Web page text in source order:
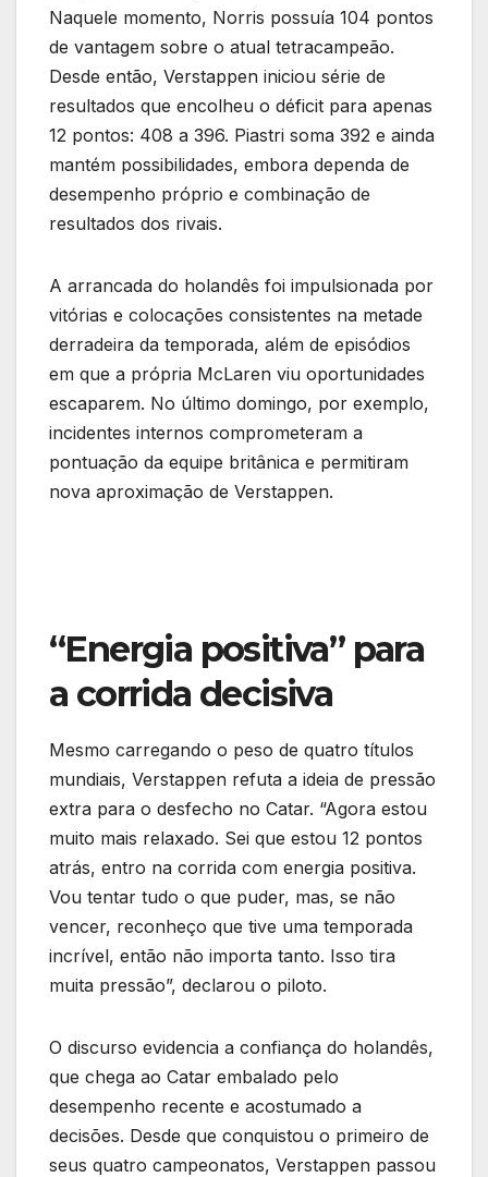
Naquele momento, Norris possuía 104 pontos
de vantagem sobre o atual tetracampeão.
Desde então, Verstappen iniciou série de
resultados que encolheu o déficit para apenas
12 pontos: 408 a 396. Piastri soma 392 e ainda
mantém possibilidades, embora dependa de
desempenho próprio e combinação de
resultados dos rivais.
A arrancada do holandês foi impulsionada por
vitórias e colocações consistentes na metade
derradeira da temporada, além de episódios
em que a própria McLaren viu oportunidades
escaparem. No último domingo, por exemplo,
incidentes internos comprometeram a
pontuação da equipe britânica e permitiram
nova aproximação de Verstappen.
“Energia positiva” para
a corrida decisiva
Mesmo carregando o peso de quatro títulos
mundiais, Verstappen refuta a ideia de pressão
extra para o desfecho no Catar. “Agora estou
muito mais relaxado. Sei que estou 12 pontos
atrás, entro na corrida com energia positiva.
Vou tentar tudo o que puder, mas, se não
vencer, reconheço que tive uma temporada
incrível, então não importa tanto. Isso tira
muita pressão”, declarou o piloto.
O discurso evidencia a confiança do holandês,
que chega ao Catar embalado pelo
desempenho recente e acostumado a
decisões. Desde que conquistou o primeiro de
seus quatro campeonatos, Verstappen passou